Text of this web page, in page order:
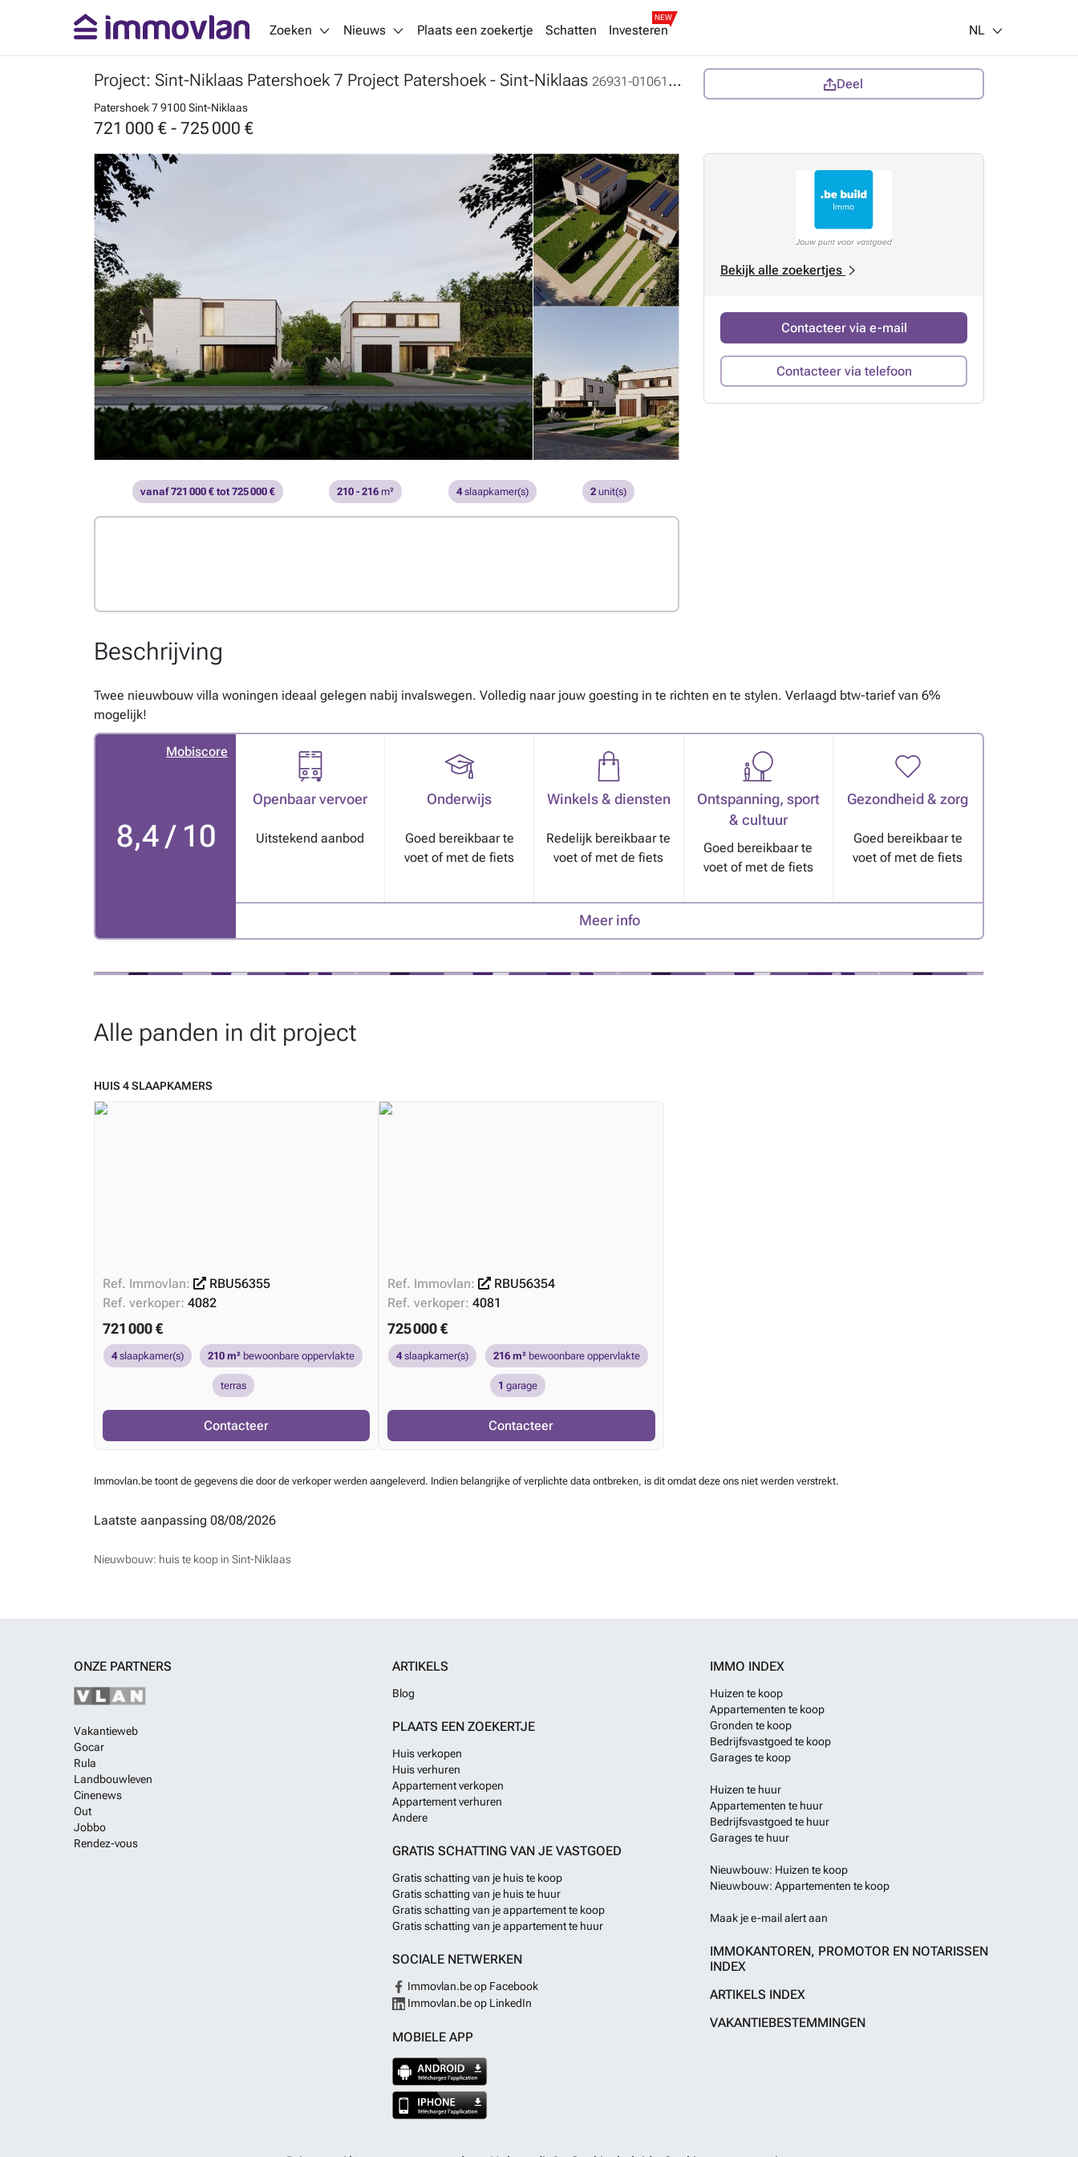
Zoeken Nieuws Plaats een zoekertje Schatten Investeren
NEW
NL
Project: Sint-Niklaas Patershoek 7 Project Patershoek- Sint-Niklaas 26931-01061037_OM_4080
Patershoek 79100 Sint-Niklaas
721 000 € - 725 000 €
Deel
vanaf 721 000 € tot 725 000 € 210 - 216 m² 4slaapkamer(s) 2 unit(s)
Bekijk alle zoekertjes
Contacteer via e-mail
Contacteer via telefoon
Beschrijving
Twee nieuwbouw villa woningen ideaal gelegen nabij invalswegen. Volledig naar jouw goesting in te richten en te stylen. Verlaagd btw-tarief van 6%
mogelijk!
Mobiscore
8,4 / 10
Openbaar vervoer
Uitstekend aanbod
Onderwijs
Goed bereikbaar te
voet of met de fiets
Winkels & diensten
Redelijk bereikbaar te
voet of met de fiets
Ontspanning, sport
& cultuur
Goed bereikbaar te
voet of met de fiets
Gezondheid & zorg
Goed bereikbaar te
voet of met de fiets
Meer info
Alle panden in dit project
HUIS 4 SLAAPKAMERS
Ref. Immovlan:
RBU56355
Ref. verkoper: 4082
721 000 €
4slaapkamer(s) 210 m² bewoonbare oppervlakte
terras
Contacteer
Ref. Immovlan:
RBU56354
Ref. verkoper:4081
725 000 €
4slaapkamer(s) 216 m²bewoonbare oppervlakte
1 garage
Contacteer
Immovlan.be toont de gegevens die door de verkoper werden aangeleverd. Indien belangrijke of verplichte data ontbreken, is dit omdat deze ons niet werden verstrekt.
Laatste aanpassing 08/08/2026
Nieuwbouw: huis te koop in Sint-Niklaas
ONZE PARTNERS
Vakantieweb
Gocar
Rula
Landbouwleven
Cinenews
Out
Jobbo
Rendez-vous
ARTIKELS
Blog
PLAATS EEN ZOEKERTJE
Huis verkopen
Huis verhuren
Appartement verkopen
Appartement verhuren
Andere
GRATIS SCHATTING VAN JE VASTGOED
Gratis schatting van je huis te koop
Gratis schatting van je huis te huur
Gratis schatting van je appartement te koop
Gratis schatting van je appartement te huur
SOCIALE NETWERKEN
Immovlan.be op Facebook
Immovlan.be op LinkedIn
MOBIELE APP
IMMO INDEX
Huizen te koop
Appartementen te koop
Gronden te koop
Bedrijfsvastgoed te koop
Garages te koop
Huizen te huur
Appartementen te huur
Bedrijfsvastgoed te huur
Garages te huur
Nieuwbouw: Huizen te koop
Nieuwbouw: Appartementen te koop
Maak je e-mail alert aan
IMMOKANTOREN, PROMOTOR EN NOTARISSEN
INDEX
ARTIKELS INDEX
VAKANTIEBESTEMMINGEN